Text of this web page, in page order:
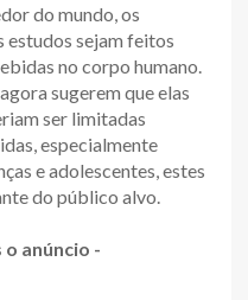
do mundo, os
estudos sejam feitos
no corpo humano.
sugerem que elas
ser limitadas
especialmente
e adolescentes, estes
do público alvo.
anúncio -